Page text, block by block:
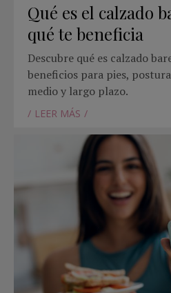
Qué es el calzado
qué te beneficia
Descubre qué es calzado
beneficios para pies,
medio y largo plazo.
LEER MÁS